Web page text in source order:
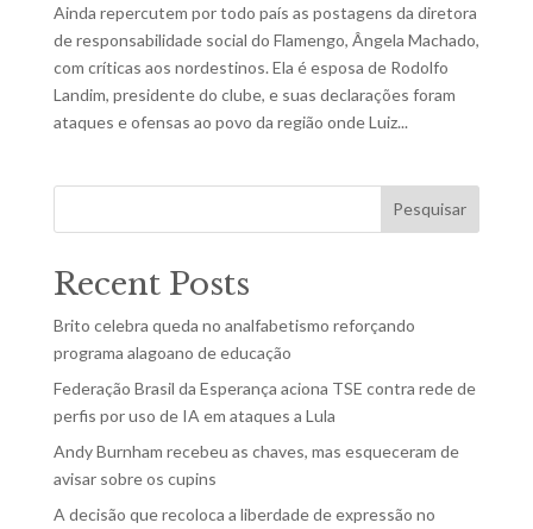
Ainda repercutem por todo país as postagens da diretora
de responsabilidade social do Flamengo, Ângela Machado,
com críticas aos nordestinos. Ela é esposa de Rodolfo
Landim, presidente do clube, e suas declarações foram
ataques e ofensas ao povo da região onde Luiz...
Pesquisar
Recent Posts
Brito celebra queda no analfabetismo reforçando
programa alagoano de educação
Federação Brasil da Esperança aciona TSE contra rede de
perfis por uso de IA em ataques a Lula
Andy Burnham recebeu as chaves, mas esqueceram de
avisar sobre os cupins
A decisão que recoloca a liberdade de expressão no